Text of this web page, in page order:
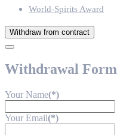
World-Spirits Award
Withdraw from contract
Withdrawal Form
Your Name(*)
Your Email(*)